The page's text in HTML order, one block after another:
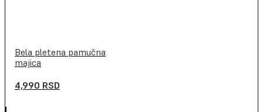
Bela pletena pamučna
majica
4,990 RSD